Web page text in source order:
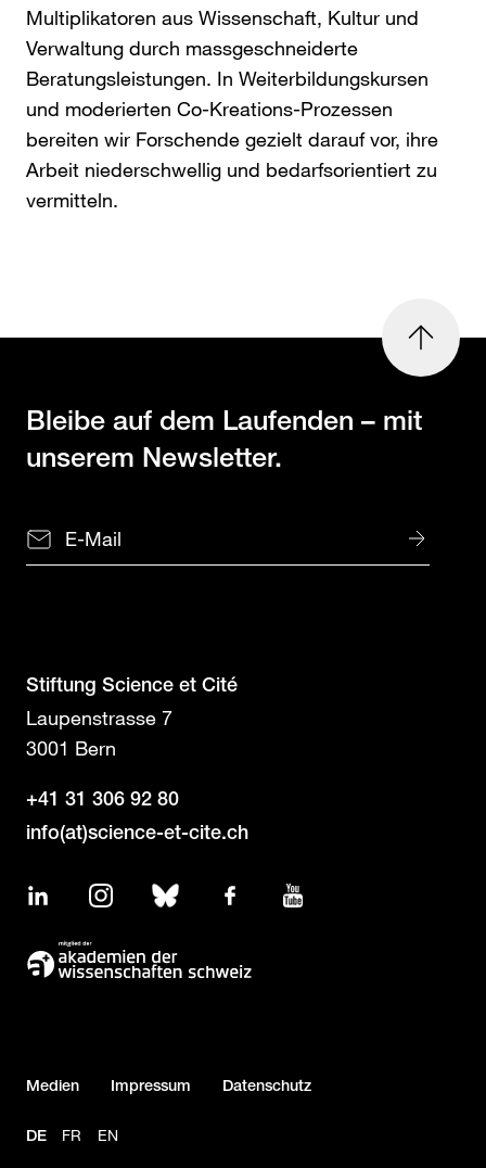
Multiplikatoren aus Wissenschaft, Kultur und
Verwaltung durch massgeschneiderte
Beratungsleistungen. In Weiterbildungskursen
und moderierten Co-Kreations-Prozessen
bereiten wir Forschende gezielt darauf vor, ihre
Arbeit niederschwellig und bedarfsorientiert zu
vermitteln.
oben
Bleibe auf dem Laufenden – mit
unserem Newsletter.
Stiftung Science et Cité
Laupenstrasse 7
3001 Bern
+41 31 306 92 80
info(at)science-et-cite.ch
LinkedInInstagramBluesky Facebook
DE FR EN
Medien Impressum Datenschutz